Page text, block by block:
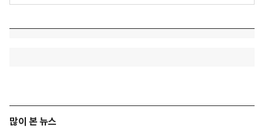
많이 본 뉴스